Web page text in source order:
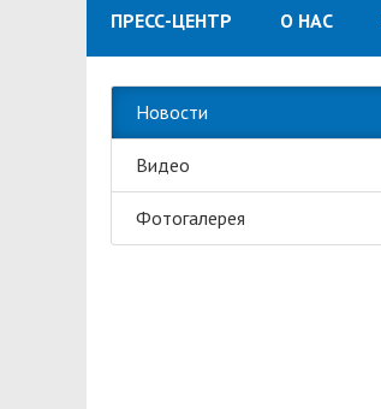
ПРЕСС-ЦЕНТР О НАС
Новости
Видео
Фотогалерея